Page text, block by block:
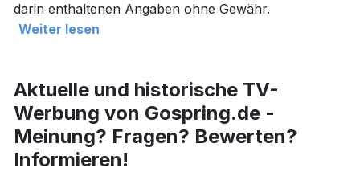
darin enthaltenen Angaben ohne Gewähr.
Weiter lesen
Aktuelle und historische TV-
Werbung von Gospring.de -
Meinung? Fragen? Bewerten?
Informieren!